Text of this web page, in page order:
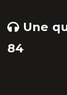
Une
84